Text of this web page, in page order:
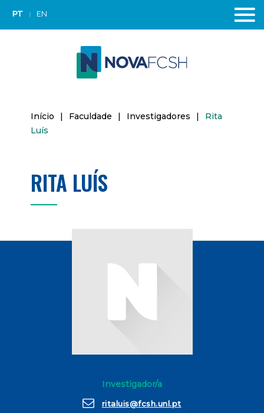
PT EN
Início | Faculdade | Investigadores |
Rita
Luís
RITA LUÍS
Investigador/a
ritaluis@fcsh.unl.pt